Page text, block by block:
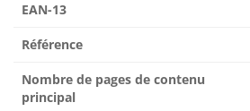
EAN-13
Référence
Nombre de pages de contenu
principal